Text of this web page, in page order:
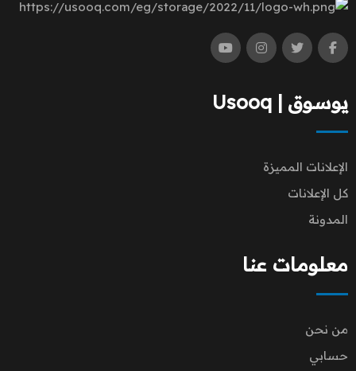
يوسوق | Usooq
الإعلانات المميزة
كل الإعلانات
المدونة
معلومات عنا
من نحن
حسابي